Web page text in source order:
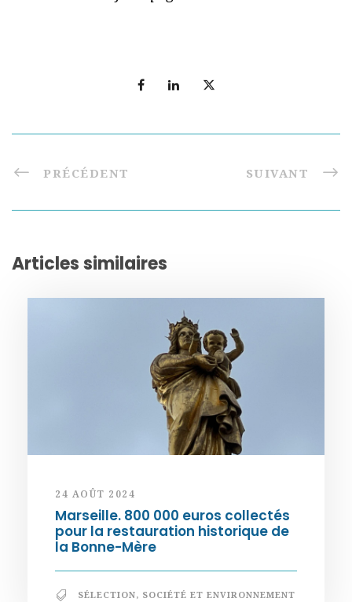
PRÉCÉDENT SUIVANT
Articles similaires
24 AOÛT 2024
Marseille. 800 000 euros collectés
pour la restauration historique de
la Bonne-Mère
SÉLECTION, SOCIÉTÉ ET ENVIRONNEMENT